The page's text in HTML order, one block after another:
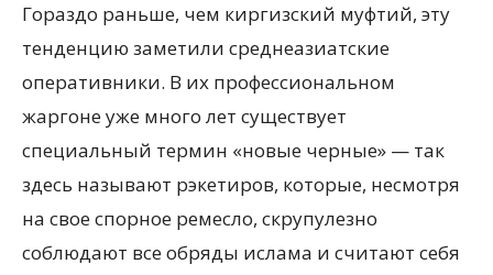
Гораздо раньше, чем киргизский муфтий, эту
тенденцию заметили среднеазиатские
оперативники. В их профессиональном
жаргоне уже много лет существует
специальный термин «новые черные» — так
здесь называют рэкетиров, которые, несмотря
на свое спорное ремесло, скрупулезно
соблюдают все обряды ислама и считают себя